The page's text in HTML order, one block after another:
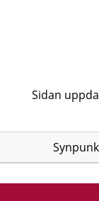
Sidan